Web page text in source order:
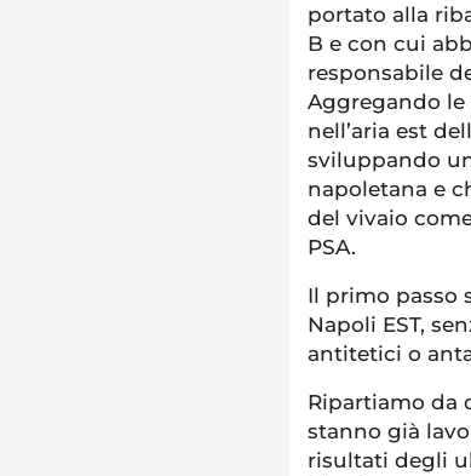
portato alla
B e con cui
responsabile
Aggregando
nell’aria est
sviluppando
napoletana e
del vivaio
PSA.
Il primo passo
Napoli EST,
antitetici o
Ripartiamo da
stanno già
risultati degli